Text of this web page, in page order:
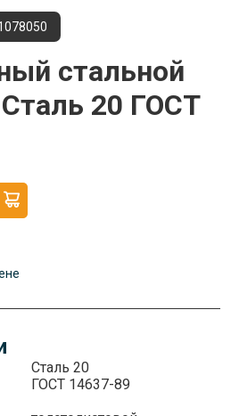
стальной
20 ГОСТ
Сталь 20
ГОСТ 14637-89